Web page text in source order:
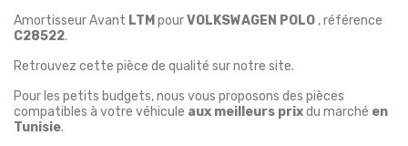
Amortisseur Avant LTM pourVOLKSWAGEN POLO , référence
C28522.
Retrouvez cette pièce de qualité sur notre site.
Pour les petits budgets, nous vous proposons des pièces
compatibles à votre véhicule aux meilleurs prixdu marché en
Tunisie.